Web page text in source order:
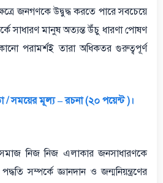
জনগণকে উদ্বুদ্ধ করতে পারে সবচেয়ে
সাধারণ মানুষ অত্যন্ত উঁচু ধারণা পোষণ
পরামর্শই তারা অধিকতর গুরুত্বপূর্ণ
/ সময়ের মূল্য – রচনা (২০ পয়েন্ট )।
নিজ নিজ এলাকার জনসাধারণকে
পদ্ধতি সম্পর্কে জ্ঞানদান ও জন্মনিয়ন্ত্রণের